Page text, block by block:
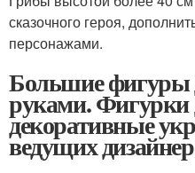
сказочного героя,
персонажами.
Большие фигуры
руками. Фигурки
декоративные
ведущих